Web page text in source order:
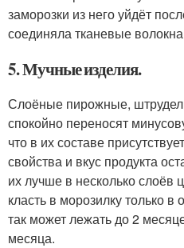
заморозки из него уйдёт
соединяла тканевые
5. Мучные изделия.
Слоёные пирожные,
спокойно переносят
что в их составе
свойства и вкус продукта
их лучше в несколько слоёв
класть в морозилку только
так может лежать до 2
месяца.